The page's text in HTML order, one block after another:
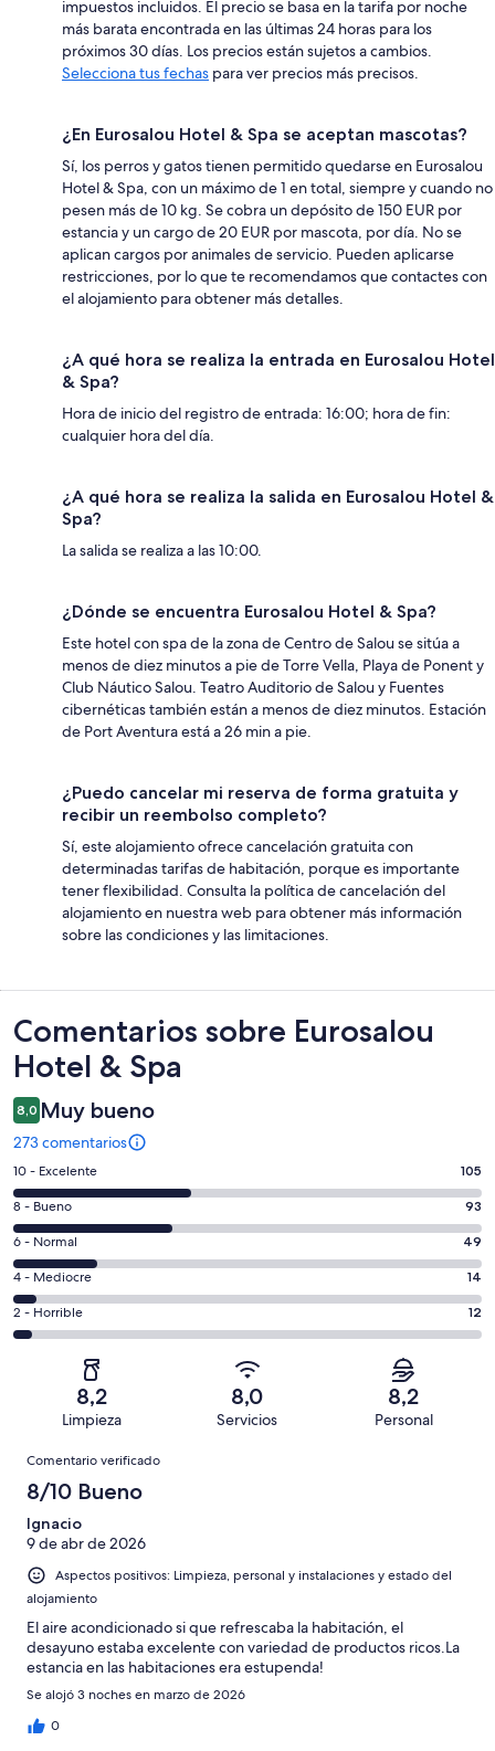
impuestos incluidos. El precio se basa en la tarifa por noche
más barata encontrada en las últimas 24 horas para los
próximos 30 días. Los precios están sujetos a cambios.
Selecciona tus fechas para ver precios más precisos.
¿En Eurosalou Hotel & Spa se aceptan mascotas?
Sí, los perros y gatos tienen permitido quedarse en Eurosalou
Hotel & Spa, con un máximo de 1 en total, siempre y cuando no
pesen más de 10 kg. Se cobra un depósito de 150 EUR por
estancia y un cargo de 20 EUR por mascota, por día. No se
aplican cargos por animales de servicio. Pueden aplicarse
restricciones, por lo que te recomendamos que contactes con
el alojamiento para obtener más detalles.
¿A qué hora se realiza la entrada en Eurosalou Hotel
& Spa?
Hora de inicio del registro de entrada: 16:00; hora de fin:
cualquier hora del día.
¿A qué hora se realiza la salida en Eurosalou Hotel &
Spa?
La salida se realiza a las 10:00.
¿Dónde se encuentra Eurosalou Hotel & Spa?
Este hotel con spa de la zona de Centro de Salou se sitúa a
menos de diez minutos a pie de Torre Vella, Playa de Ponent y
Club Náutico Salou. Teatro Auditorio de Salou y Fuentes
cibernéticas también están a menos de diez minutos. Estación
de Port Aventura está a 26 min a pie.
¿Puedo cancelar mi reserva de forma gratuita y
recibir un reembolso completo?
Sí, este alojamiento ofrece cancelación gratuita con
determinadas tarifas de habitación, porque es importante
tener flexibilidad. Consulta la política de cancelación del
alojamiento en nuestra web para obtener más información
sobre las condiciones y las limitaciones.
Comentarios
Comentarios sobre Eurosalou
Hotel & Spa
8,0 Muy bueno
273 comentarios
105
comentarios
de
un
total
de
273
con
puntuación
10 - Excelente 105
93
comentarios
de
un
total
de
puntuación
8 - Bueno 93
49
comentarios
de
un
total
puntuación
Normal
6 - Normal 49
14
comentarios
de
una
puntuación
Mediocre
4 - Mediocre 14
12
comentarios
273
una
puntuación
de
2 - Horrible 12
8,2
Limpieza
8,0
Servicios
8,2
Personal
Comentarios
Comentario verificado
8/10 Bueno
Ignacio
9 de abr de 2026
Aspectos positivos: Limpieza, personal y instalaciones y estado del
alojamiento
El aire acondicionado si que refrescaba la habitación, el
desayuno estaba excelente con variedad de productos ricos.La
estancia en las habitaciones era estupenda!
Se alojó 3 noches en marzo de 2026
0